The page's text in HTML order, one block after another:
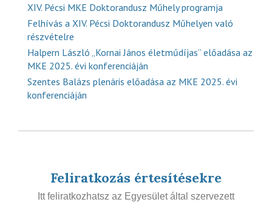
XIV. Pécsi MKE Doktorandusz Műhely programja
Felhívás a XIV. Pécsi Doktorandusz Műhelyen való
részvételre
Halpern László „Kornai János életműdíjas” előadása az
MKE 2025. évi konferenciáján
Szentes Balázs plenáris előadása az MKE 2025. évi
konferenciáján
Feliratkozás értesítésekre
Itt feliratkozhatsz az Egyesület által szervezett